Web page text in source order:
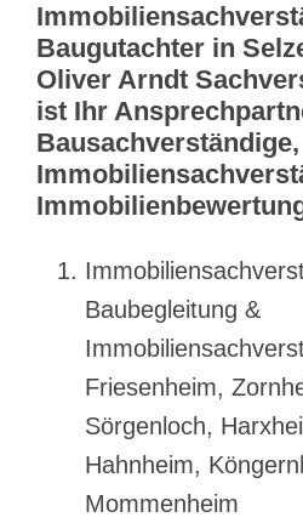
Baugutachter in
Oliver Arndt
ist Ihr
Bausachverständige,
Baubegleitung &
Friesenheim,
Sörgenloch,
Hahnheim,
Mommenheim